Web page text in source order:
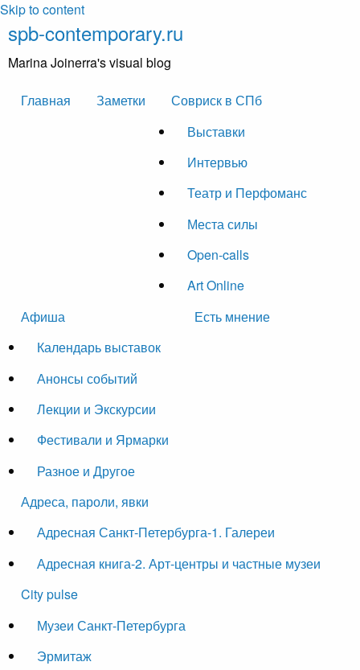
Skip to content
spb-contemporary.ru
Marina Joinerra's visual blog
Главная Заметки
Совриск в СПб
Выставки
Интервью
Театр и Перфоманс
Места силы
Open-calls
Art Online
Афиша
Календарь выставок
Анонсы событий
Лекции и Экскурсии
Фестивали и Ярмарки
Разное и Другое
Есть мнение
Адреса, пароли, явки
Адресная Санкт-Петербурга-1. Галереи
Адресная книга-2. Арт-центры и частные музеи
City pulse
Музеи Санкт-Петербурга
Эрмитаж